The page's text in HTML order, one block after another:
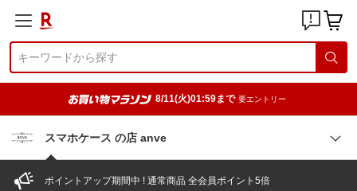
8/11(火)01:59まで 要エントリー
スマホケース の店 anve
ポイントアップ期間中 ! 通常商品 全会員ポイント5倍